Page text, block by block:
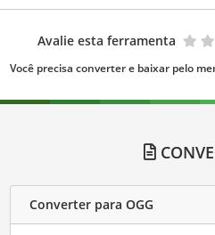
Avalie esta ferramenta
Você precisa converter e baixar pelo
Converter para OGG